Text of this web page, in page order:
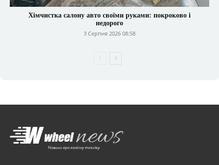
Хімчистка салону авто своїми руками: покроково і
недорого
3 Серпня 2026 08:58